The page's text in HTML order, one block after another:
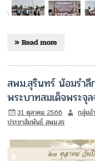
» Read more
สพม.สุรินทร์ น้อมรำ
พระบาทสมเด็จพระจุ
31 ตุลาคม 2566 กลุ่มอ
ประชาสัมพันธ์ สพม.สร